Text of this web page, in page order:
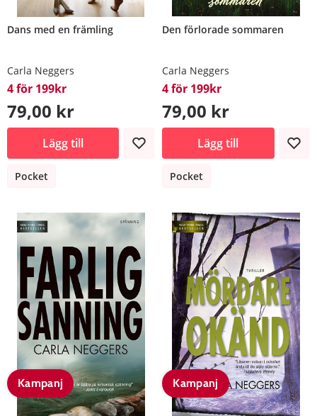
Dans med en främling
Carla Neggers
4 för 199kr
79,00 kr
Lägg till
Pocket
Den förlorade sommaren
Carla Neggers
4 för 199kr
79,00 kr
Lägg till
Pocket
Kampanj Kampanj